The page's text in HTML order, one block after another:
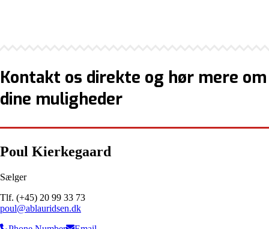
Kontakt os direkte og hør mere om
dine muligheder
Poul Kierkegaard
Sælger
Tlf. (+45) 20 99 33 73
poul@ablauridsen.dk